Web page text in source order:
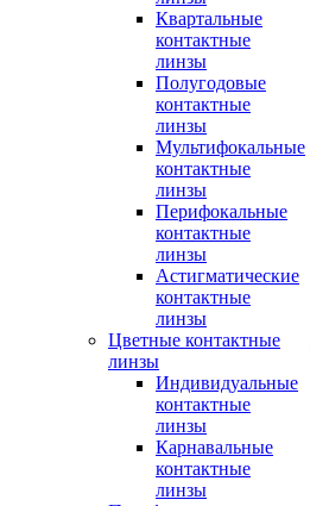
Квартальные
контактные
линзы
Полугодовые
контактные
линзы
Мультифокальные
контактные
линзы
Перифокальные
контактные
линзы
Астигматические
контактные
линзы
Цветные контактные
линзы
Индивидуальные
контактные
линзы
Карнавальные
контактные
линзы